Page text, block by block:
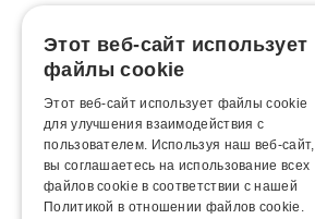
Этот веб-сайт использует
файлы cookie
Этот веб-сайт использует файлы cookie
для улучшения взаимодействия с
пользователем. Используя наш веб-сайт,
вы соглашаетесь на использование всех
файлов cookie в соответствии с нашей
Политикой в ​​отношении файлов cookie.